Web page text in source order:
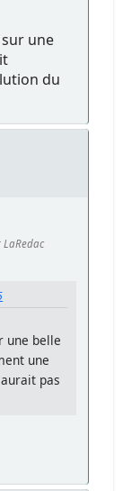
une
du
LaRedac
une belle
une
pas